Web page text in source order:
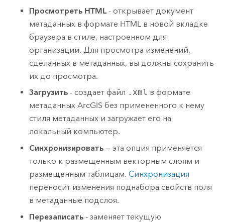
Просмотреть HTML - открывает документ
метаданных в формате HTML в новой вкладке
браузера в стиле, настроенном для
организации. Для просмотра изменений,
сделанных в метаданных, вы должны сохранить
их до просмотра.
Загрузить - создает файл .xml в формате
метаданных ArcGIS без примененного к нему
стиля метаданных и загружает его на
локальный компьютер.
Синхронизировать — эта опция применяется
только к размещенным векторным слоям и
размещенным таблицам.Синхронизация
переносит изменения поднабора свойств поля
в метаданные подслоя.
Перезаписать - заменяет текущую